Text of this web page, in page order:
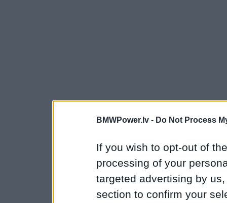
BMWPower.lv - Do Not Process
If you wish to opt-out of
processing of your
targeted advertising by
section to confirm your